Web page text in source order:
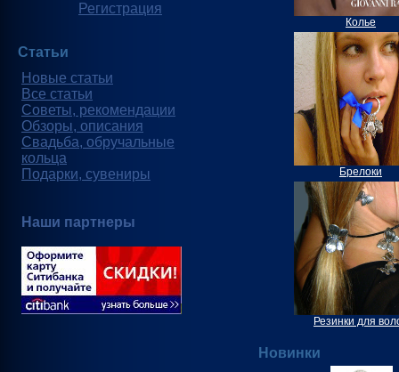
Регистрация
Статьи
Новые статьи
Все статьи
Советы, рекомендации
Обзоры, описания
Свадьба, обручальные
кольца
Подарки, сувениры
Наши партнеры
Колье
Брелоки
Резинки для
Новинки